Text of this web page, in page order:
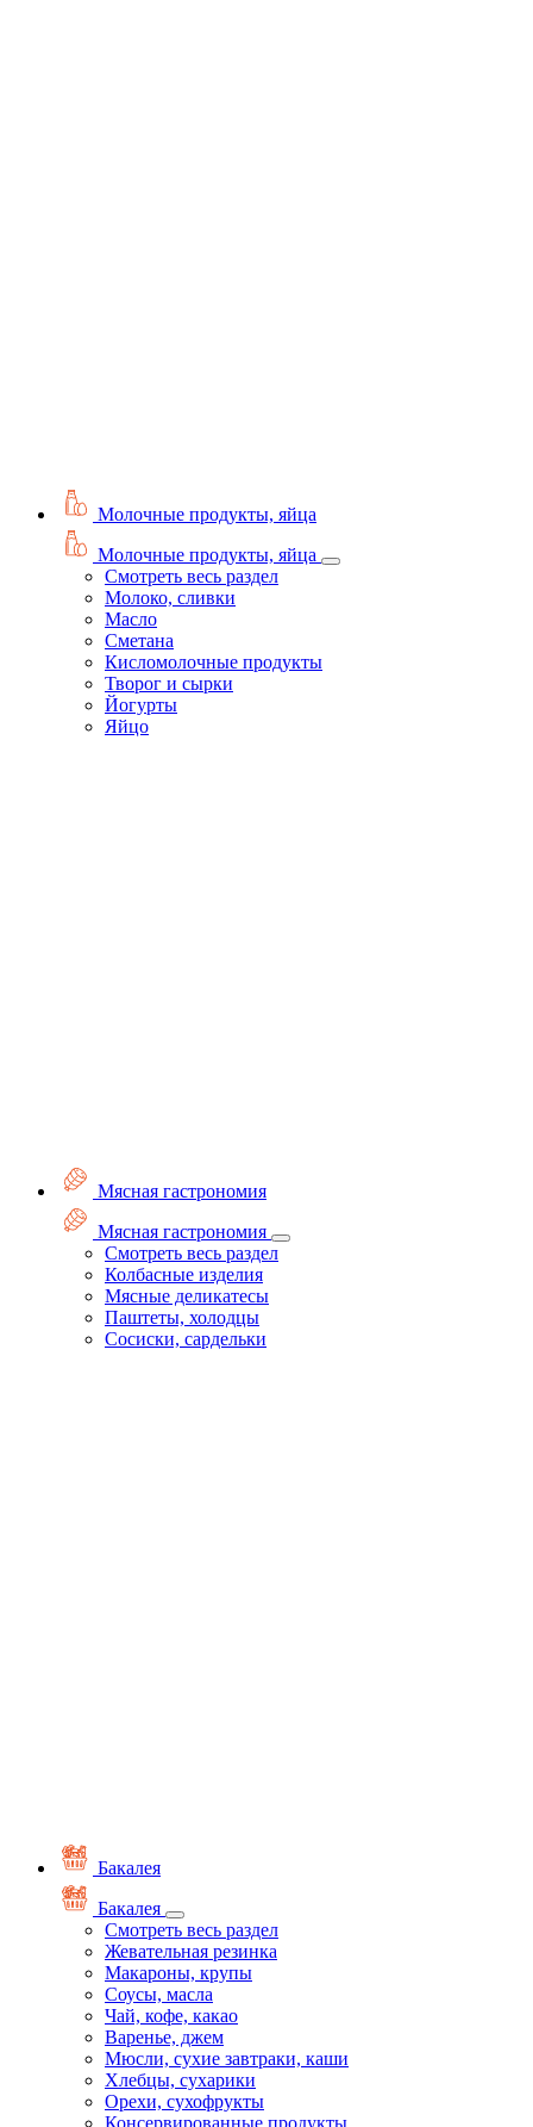
Молочные продукты, яйца
Молочные продукты, яйца
Смотреть весь раздел
Молоко, сливки
Масло
Сметана
Кисломолочные продукты
Творог и сырки
Йогурты
Яйцо
Мясная гастрономия
Мясная гастрономия
Смотреть весь раздел
Колбасные изделия
Мясные деликатесы
Паштеты, холодцы
Сосиски, сардельки
Бакалея
Бакалея
Смотреть весь раздел
Жевательная резинка
Макароны, крупы
Соусы, масла
Чай, кофе, какао
Варенье, джем
Мюсли, сухие завтраки, каши
Хлебцы, сухарики
Орехи, сухофрукты